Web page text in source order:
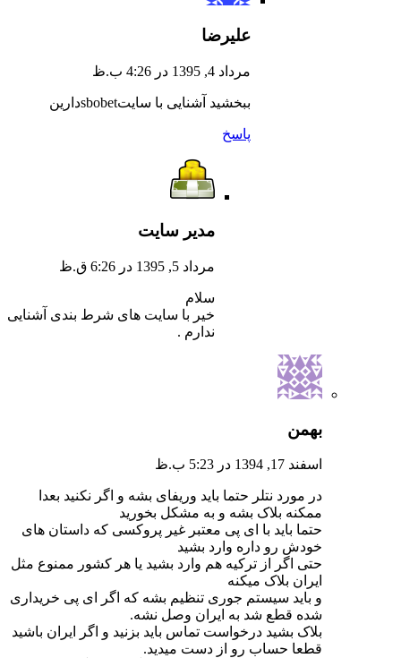
علیرضا
مرداد 4, 1395 در 4:26 ب.ظ
ببخشید آشنایی با سایتsbobetدارین
پاسخ
مدیر سایت
مرداد 5, 1395 در 6:26 ق.ظ
سلام
خیر با سایت های شرط بندی آشنایی
ندارم .
بهمن
اسفند 17, 1394 در 5:23 ب.ظ
در مورد نتلر حتما باید وریفای بشه و اگر نکنید بعدا
ممکنه بلاک بشه و به مشکل بخورید
حتما باید با ای پی معتبر غیر پروکسی که داستان های
خودش رو داره وارد بشید
حتی اگر از ترکیه هم وارد بشید یا هر کشور ممنوع مثل
ایران بلاک میکنه
و باید سیستم جوری تنظیم بشه که اگر ای پی خریداری
شده قطع شد به ایران وصل نشه.
بلاک بشید درخواست تماس باید بزنید و اگر ایران باشید
قطعا حساب رو از دست میدید.